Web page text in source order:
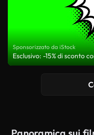
Sponsorizzato da iStock
Esclusivo: -15% di sconto